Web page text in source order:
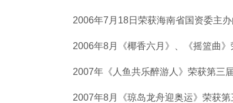
2006年7月18日荣获海南省国资委主
2006年8月《椰香六月》、《摇篮曲
2007年《人鱼共乐醉游人》荣获第三
2007年8月《琼岛龙舟迎奥运》荣获